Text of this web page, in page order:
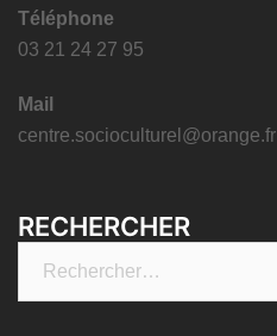
Téléphone
03 21 24 27 95
Mail
centre.socioculturel@orange.fr
RECHERCHER